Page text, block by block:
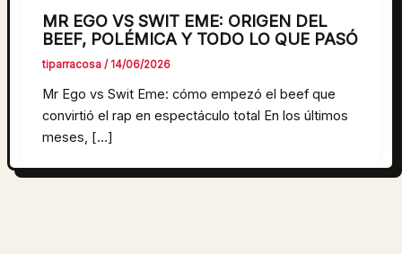
MR EGO VS SWIT EME: ORIGEN DEL
BEEF, POLÉMICA Y TODO LO QUE PASÓ
tiparracosa/14/06/2026
Mr Ego vs Swit Eme: cómo empezó el beef que
convirtió el rap en espectáculo total En los últimos
meses, […]